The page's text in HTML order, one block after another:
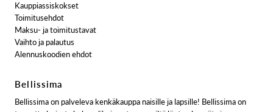
Kauppiassiskokset
Toimitusehdot
Maksu- ja toimitustavat
Vaihto ja palautus
Alennuskoodien ehdot
Bellissima
Bellissima on palveleva kenkäkauppa naisille ja lapsille! Bellissima on